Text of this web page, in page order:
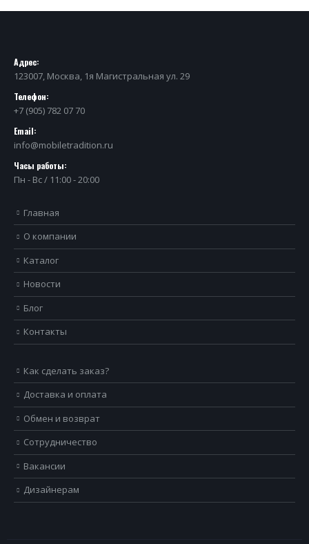
Адрес:
123007, Москва, 1я Магистральная ул. 29
Телефон:
+7 (905) 782 07 70
Email:
info@mobiletradition.ru
Часы работы:
Пн - Вс / 11:00 - 20:00
Главная
О компании
Каталог
Новости
Блог
Контакты
Как сделать заказ?
Доставка и оплата
Обмен и возврат
Сотрудничество
Вакансии
Дизайнерам